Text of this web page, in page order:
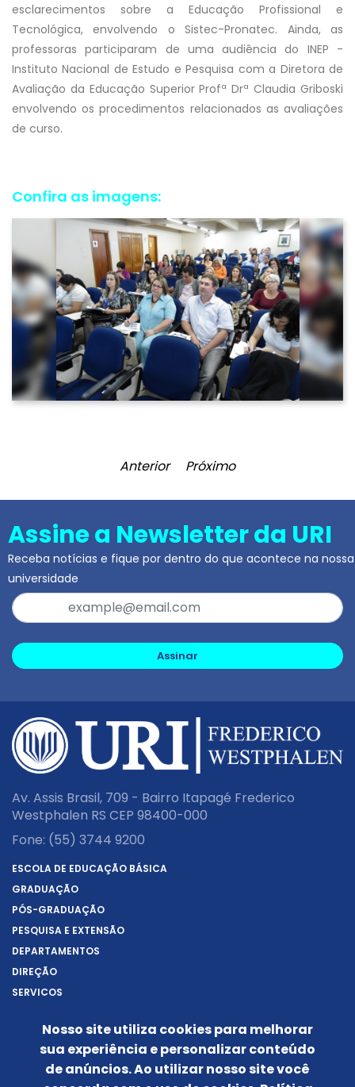
esclarecimentos sobre a Educação Profissional e
Tecnológica, envolvendo o Sistec-Pronatec. Ainda, as
professoras participaram de uma audiência do INEP -
Instituto Nacional de Estudo e Pesquisa com a Diretora de
Avaliação da Educação Superior Profª Drª Claudia Griboski
envolvendo os procedimentos relacionados as avaliações
de curso.
Confira as imagens:
Anterior Próximo
Assine a Newsletter da URI
Receba notícias e fique por dentro do que acontece na nossa
universidade
Assinar
Av. Assis Brasil, 709 - Bairro Itapagé Frederico
Westphalen RS CEP 98400-000
Fone: (55) 3744 9200
ESCOLA DE EDUCAÇÃO BÁSICA
GRADUAÇÃO
PÓS-GRADUAÇÃO
PESQUISA E EXTENSÃO
DEPARTAMENTOS
DIREÇÃO
SERVIÇOS
REITORIA
NOTÍCIAS
CONHEÇA O CÂMPUS
Nosso site utiliza cookies para melhorar
sua experiência e personalizar conteúdo
de anúncios. Ao utilizar nosso site você